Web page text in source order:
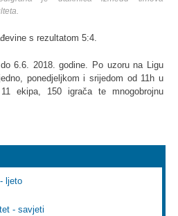
s rezultatom 5:4.
6.6. 2018. godine. Po uzoru na Ligu
ponedjeljkom i srijedom od 11h u
ekipa, 150 igrača te mnogobrojnu
ljeto
- savjeti